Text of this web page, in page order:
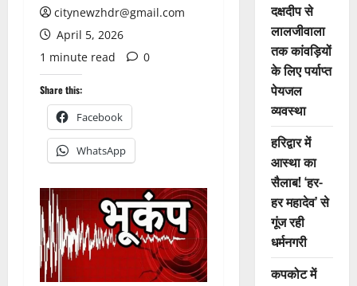
citynewzhdr@gmail.com
April 5, 2026
1 minute read
0
Share this:
Facebook
WhatsApp
दक्षदीप से
लालजीवाला
तक कांवड़ियों
के लिए पर्याप्त
पेयजल
व्यवस्था
हरिद्वार में
आस्था का
सैलाब! ‘हर-
हर महादेव’ से
गूंज रही
धर्मनगरी
कपकोट में